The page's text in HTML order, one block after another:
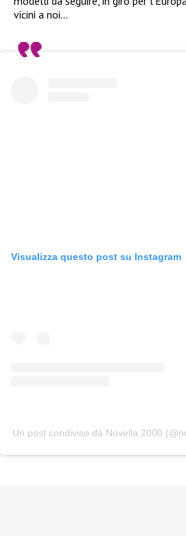
vicini a noi…
Visualizza questo post su Instagram
Un post condiviso da Novella 2000